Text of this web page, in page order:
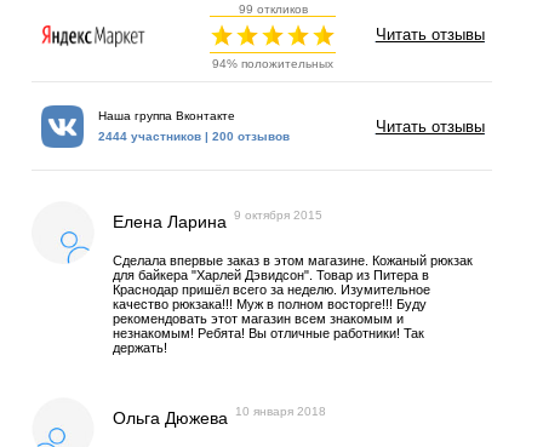
99 откликов
94% положительных
Читать отзывы
Наша группа Вконтакте
2444 участников | 200 отзывов
Читать отзывы
Елена Ларина 9 октября 2015
Сделала впервые заказ в этом магазине. Кожаный рюкзак
для байкера "Харлей Дэвидсон". Товар из Питера в
Краснодар пришёл всего за неделю. Изумительное
качество рюкзака!!! Муж в полном восторге!!! Буду
рекомендовать этот магазин всем знакомым и
незнакомым! Ребята! Вы отличные работники! Так
держать!
Ольга Дюжева 10 января 2018